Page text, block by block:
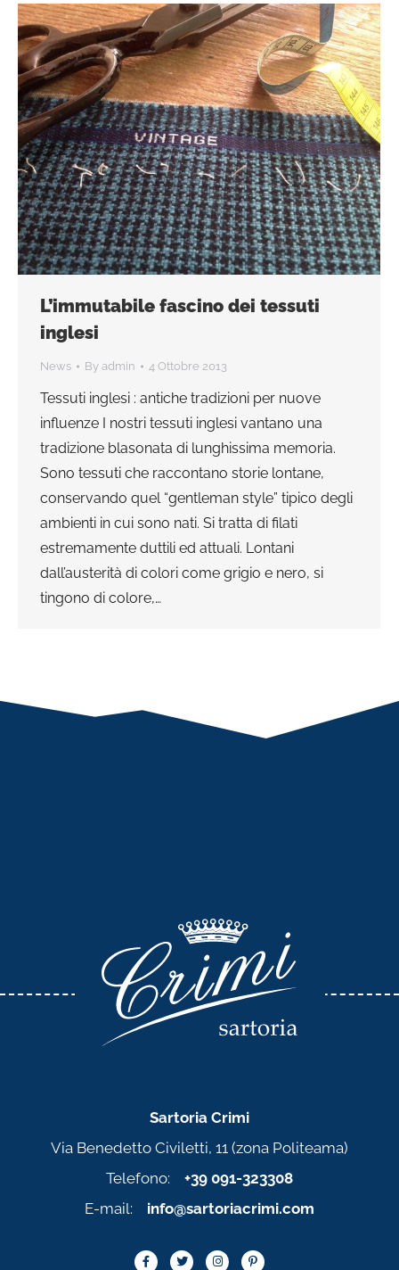
L’immutabile fascino dei tessuti
inglesi
News By admin 4 Ottobre 2013
Tessuti inglesi : antiche tradizioni per nuove
influenze I nostri tessuti inglesi vantano una
tradizione blasonata di lunghissima memoria.
Sono tessuti che raccontano storie lontane,
conservando quel “gentleman style” tipico degli
ambienti in cui sono nati. Si tratta di filati
estremamente duttili ed attuali. Lontani
dall’austerità di colori come grigio e nero, si
tingono di colore,…
Sartoria Crimi
Via Benedetto Civiletti, 11 (zona Politeama)
Telefono: +39 091-323308
E-mail: info@sartoriacrimi.com